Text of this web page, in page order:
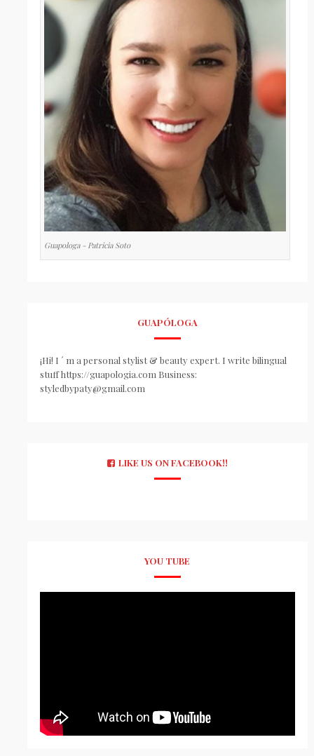
Guapologa - Patricia Soto
GUAPÓLOGA
¡Hi! I ´ m a personal stylist & beauty expert. I write bilingual
stuff https://guapologia.com Business:
styledbypaty@gmail.com
LIKE US ON FACEBOOK!!
YOU TUBE